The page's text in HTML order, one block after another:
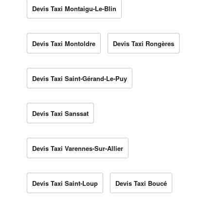
Devis Taxi Montaigu-Le-Blin
Devis Taxi Montoldre Devis Taxi Rongères
Devis Taxi Saint-Gérand-Le-Puy
Devis Taxi Sanssat
Devis Taxi Varennes-Sur-Allier
Devis Taxi Saint-Loup Devis Taxi Boucé